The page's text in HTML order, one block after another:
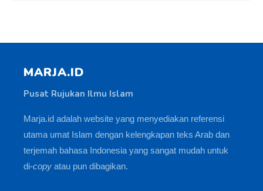
MARJA.ID
Pusat Rujukan Ilmu Islam
Marja.id adalah website yang menyediakan referensi
utama umat Islam dengan kelengkapan teks Arab dan
terjemah bahasa Indonesia yang sangat mudah untuk
di-copy atau pun dibagikan.